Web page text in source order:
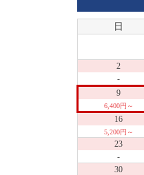
日
2
-
9
6,400円～
16
5,200円～
23
-
30